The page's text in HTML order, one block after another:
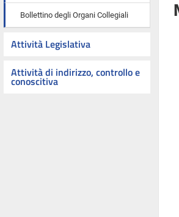
Bollettino degli Organi Collegiali
Attività Legislativa
Attività di indirizzo, controllo e
conoscitiva